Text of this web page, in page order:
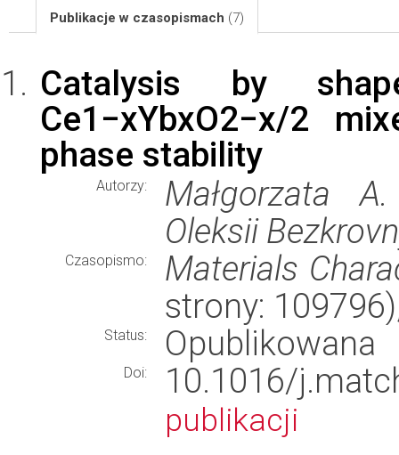
Publikacje w czasopismach (7)
Catalysis by
Ce1−xYbxO2−x/2
phase stability
Autorzy:
Małgorzata
Oleksii
Czasopismo:
Materials
strony:
Status: Opublikowana
Doi: 10.1016/
publikacji